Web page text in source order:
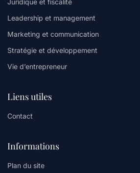
Leadership et management
Marketing et communication
Stratégie et développement
Vie d’entrepreneur
Liens utiles
Contact
Informations
Plan du site